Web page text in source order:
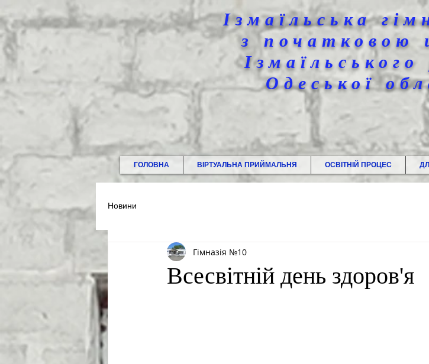
Ізмаїльська
з початковою
Ізмаїльського
Одеської
ГОЛОВНА ВІРТУАЛЬНА ПРИЙМАЛЬНЯ ОСВІТНІЙ ПРОЦЕС
Новини
Всесвітній день здоров'я
Гімназія №10